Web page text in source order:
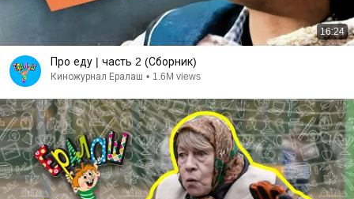
16:24
Про еду | часть 2 (Сборник)
Киножурнал Ералаш • 1.6M views